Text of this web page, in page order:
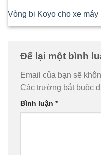
Vòng bi Koyo cho xe máy
Để lại một bình
Email của bạn sẽ
Các trường bắt buộc
Bình luận *